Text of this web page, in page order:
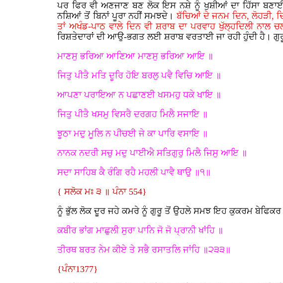
ਪਰ ਫਿਰ ਵੀ ਅਣਜਾਣ ਬਣ ਲੋਕ ਇਸ ਨਸ਼ੇ ਨੂੰ ਖੁਸ਼ੀਆਂ ਦਾ ਹਿੱਸਾ
ਨਸ਼ਿਆਂ ਤੋਂ ਬਿਨਾਂ ਪੂਰਾ ਨਹੀਂ ਸਮਝਦੇ।ਬੱਚਿਆਂ ਦੇ ਜਨਮ ਦਿਨ, ਲੋਹੜੀ,
ਤਾਂ ਅਖੰਡ-ਪਾਠ ਵਾਲੇ ਦਿਨ ਵੀ ਸ਼ਰਾਬ ਦਾ ਪਰਵਾਹ ਖੁੱਲ੍ਹਦਿਲੀ ਨਾਲ
ਰਿਸ਼ਤੇਦਾਰਾਂ ਦੀ ਆਉ-ਭਗਤ ਲਈ ਸ਼ਰਾਬ ਵਰਤਾਈ ਜਾ ਰਹੀ ਹੁੰਦੀ ਹੈ।
ਮਾਣਸੁ ਭਰਿਆ ਆਣਿਆ ਮਾਣਸੁ ਭਰਿਆ ਆਇ ॥
ਜਿਤੁ ਪੀਤੈ ਮਤਿ ਦੂਰਿ ਹੋਇ ਬਰਲੁ ਪਵੈ ਵਿਚਿ ਆਇ ॥
ਆਪਣਾ ਪਰਾਇਆ ਨ ਪਛਾਣਈ ਖਸਮਹੁ ਧਕੇ ਖਾਇ ॥
ਜਿਤੁ ਪੀਤੈ ਖਸਮੁ ਵਿਸਰੈ ਦਰਗਹ ਮਿਲੈ ਸਜਾਇ ॥
ਝੂਠਾ ਮਦੁ ਮੂਲਿ ਨ ਪੀਚਈ ਜੇ ਕਾ ਪਾਰਿ ਵਸਾਇ ॥
ਨਾਨਕ ਨਦਰੀ ਸਚੁ ਮਦੁ ਪਾਈਐ ਸਤਿਗੁਰੁ ਮਿਲੈ ਜਿਸੁ ਆਇ ॥
ਸਦਾ ਸਾਹਿਬ ਕੈ ਰੰਗਿ ਰਹੈ ਮਹਲੀ ਪਾਵੈ ਥਾਉ ॥੧॥
{ ਸਲੋਕ ਮਃ ੩ ॥ ਪੰਨਾ 554}
ਨੂੰ ਭੁੱਲ ਲੋਕ ਦੂਰ ਜਹੇ ਕਮਰੇ ਨੂੰ ਗੁਰੂ ਤੋਂ ਉਹਲੇ ਸਮਝ ਇਹ ਕੁਕਰਮ ਬੇਫਿਕਰ
ਕਬੀਰ ਭਾਂਗ ਮਾਛੁਲੀ ਸੁਰਾ ਪਾਨਿ ਜੋ ਜੋ ਪ੍ਰਾਨੀ ਖਾਂਹਿ ॥
ਤੀਰਥ ਬਰਤ ਨੇਮ ਕੀਏ ਤੇ ਸਭੈ ਰਸਾਤਲਿ ਜਾਂਹਿ ॥੨੩੩॥
{ਪੰਨਾ1377}